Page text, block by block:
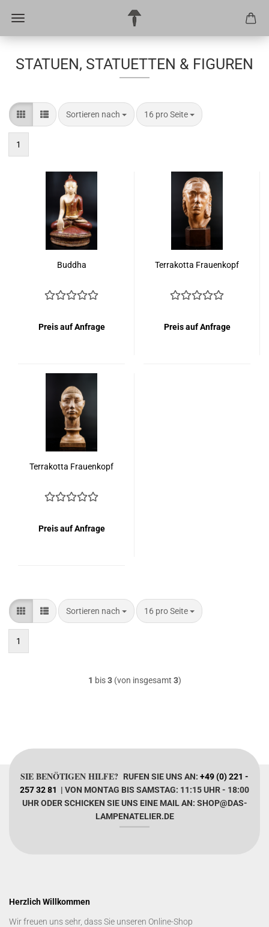
STATUEN, STATUETTEN & FIGUREN
Sortieren nach
Sortieren nach 16 pro Seite
pro Seite
1
Buddha
Preis auf Anfrage
Terrakotta Frauenkopf
Preis auf Anfrage
Terrakotta Frauenkopf
Preis auf Anfrage
Sortieren nach
Sortieren nach 16 pro Seite
pro Seite
1
1 bis3(von insgesamt 3)
SIE BENÖTIGEN HILFE? RUFEN SIE UNS AN: +49 (0) 221 -
257 32 81 | VON MONTAG BIS SAMSTAG: 11:15 UHR - 18:00
UHR ODER SCHICKEN SIE UNS EINE MAIL AN: SHOP@DAS-
LAMPENATELIER.DE
Herzlich Willkommen
Wir freuen uns sehr, dass Sie unseren Online-Shop